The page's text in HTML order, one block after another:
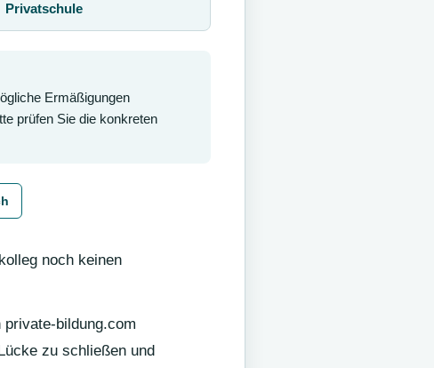
Privatschule
Ermäßigungen
prüfen Sie die konkreten
noch keinen
bildung.com
zu schließen und